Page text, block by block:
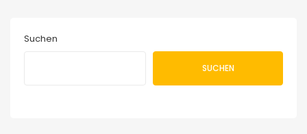
Suchen
SUCHEN